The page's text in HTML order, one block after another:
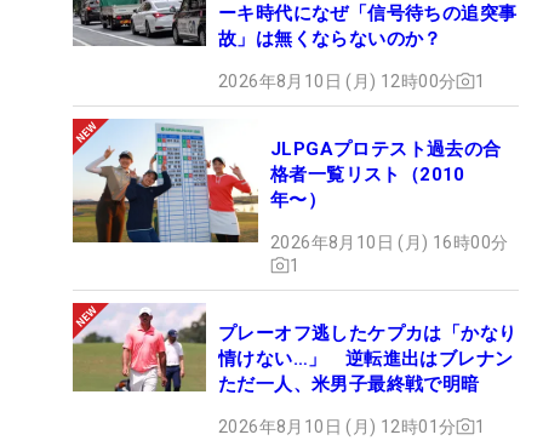
ーキ時代になぜ「信号待ちの追突事
故」は無くならないのか？
2026年8月10日 (月) 12時00分 1
JLPGAプロテスト過去の合
格者一覧リスト（2010
年〜）
2026年8月10日 (月) 16時00分
1
プレーオフ逃したケプカは「かなり
情けない…」 逆転進出はブレナン
ただ一人、米男子最終戦で明暗
2026年8月10日 (月) 12時01分 1